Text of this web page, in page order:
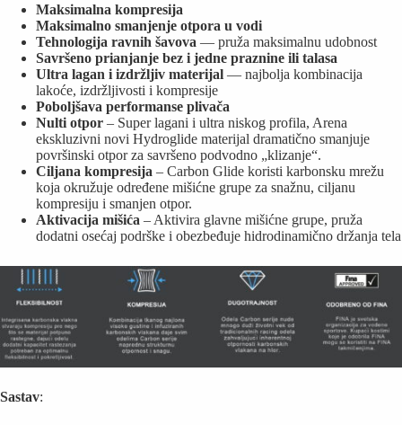
Maksimalna kompresija
Maksimalno smanjenje otpora u vodi
Tehnologija ravnih šavova — pruža maksimalnu udobnost
Savršeno prianjanje bez i jedne praznine ili talasa
Ultra lagan i izdržljiv materijal — najbolja kombinacija
lakoće, izdržljivosti i kompresije
Poboljšava performanse plivača
Nulti otpor – Super lagani i ultra niskog profila, Arena
ekskluzivni novi Hydroglide materijal dramatično smanjuje
površinski otpor za savršeno podvodno „klizanje“.
Ciljana kompresija – Carbon Glide koristi karbonsku mrežu
koja okružuje određene mišićne grupe za snažnu, ciljanu
kompresiju i smanjen otpor.
Aktivacija mišića – Aktivira glavne mišićne grupe, pruža
dodatni osećaj podrške i obezbeđuje hidrodinamično držanja tela
Sastav: